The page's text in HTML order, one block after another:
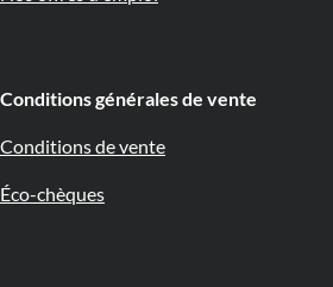
Conditions générales de vente
Conditions de vente
Éco-chèques